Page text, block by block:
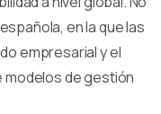
en la que las
empresarial y el
modelos de gestión